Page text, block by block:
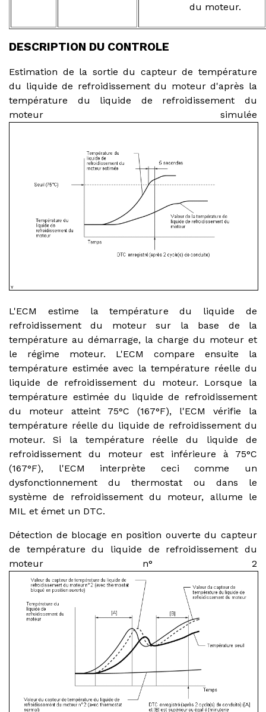
du moteur.
DESCRIPTION DU CONTROLE
Estimation de la sortie du capteur de température
du liquide de refroidissement du moteur d'après la
température du liquide de refroidissement du
moteur simulée
L'ECM estime la température du liquide de
refroidissement du moteur sur la base de la
température au démarrage, la charge du moteur et
le régime moteur. L'ECM compare ensuite la
température estimée avec la température réelle du
liquide de refroidissement du moteur. Lorsque la
température estimée du liquide de refroidissement
du moteur atteint 75°C (167°F), l'ECM vérifie la
température réelle du liquide de refroidissement du
moteur. Si la température réelle du liquide de
refroidissement du moteur est inférieure à 75°C
(167°F), l'ECM interprète ceci comme un
dysfonctionnement du thermostat ou dans le
système de refroidissement du moteur, allume le
MIL et émet un DTC.
Détection de blocage en position ouverte du capteur
de température du liquide de refroidissement du
moteur n° 2